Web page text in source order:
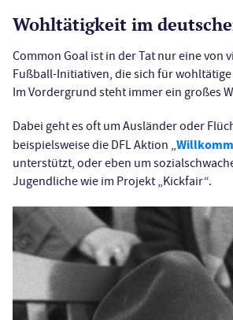
Wohltätigkeit im
Common Goal ist in der Tat nur eine von
Fußball-Initiativen, die sich für wohltätige
Im Vordergrund steht immer ein großes
Dabei geht es oft um Ausländer oder
beispielsweise die DFL Aktion „
unterstützt, oder eben um
Jugendliche wie im Projekt „Kickfair“.